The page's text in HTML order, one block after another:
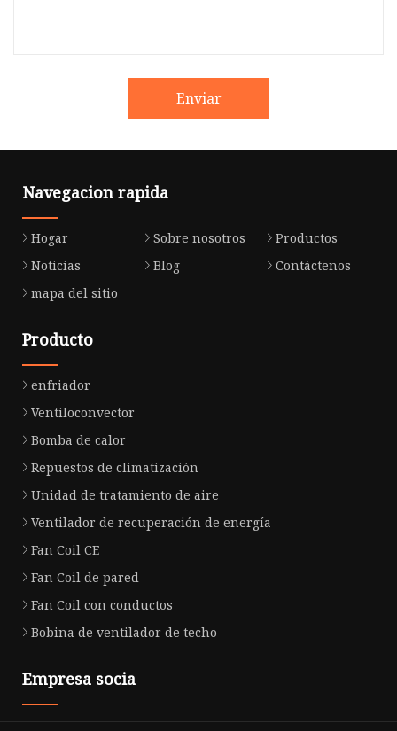
Enviar
Navegacion rapida
Hogar Sobre nosotros
Productos
Noticias
Blog
Contáctenos
mapa del sitio
Producto
enfriador
Ventiloconvector
Bomba de calor
Repuestos de climatización
Unidad de tratamiento de aire
Ventilador de recuperación de energía
Fan Coil CE
Fan Coil de pared
Fan Coil con conductos
Bobina de ventilador de techo
Empresa socia